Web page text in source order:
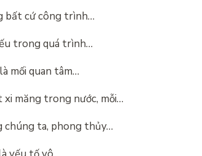
bất cứ công trình…
trong quá trình…
mối quan tâm…
măng trong nước, mỗi…
chúng ta, phong thủy…